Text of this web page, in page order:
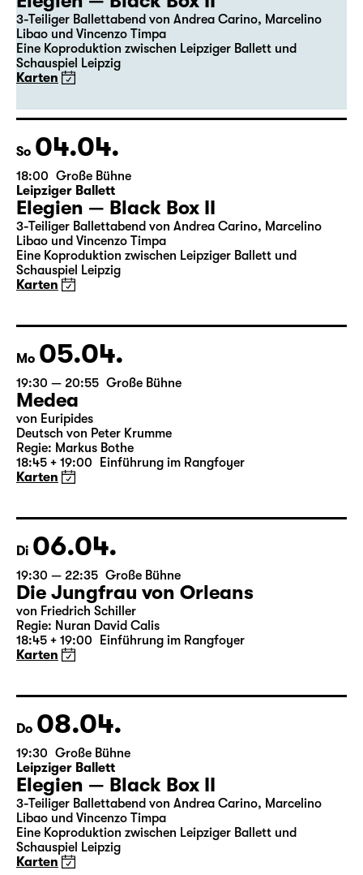
19:30 Große Bühne
Premiere
Leipziger Ballett
Elegien — Black Box II
3-Teiliger Ballettabend von Andrea Carino, Marcelino
Eine Koproduktion zwischen Leipziger Ballett und
Schauspiel Leipzig
Karten
So 04.04.
18:00 Große Bühne
Leipziger Ballett
Elegien — Black Box II
3-Teiliger Ballettabend von Andrea Carino, Marcelino
Schauspiel Leipzig
Karten
Mo 05.04.
19:30 — 20:55 Große Bühne
Medea
von Euripides
18:45 + 19:00 Einführung im Rangfoyer
Karten
Di 06.04.
19:30 — 22:35 Große Bühne
Die Jungfrau von Orleans
18:45 + 19:00 Einführung im Rangfoyer
Karten
Do 08.04.
19:30 Große Bühne
Leipziger Ballett
Elegien — Black Box II
3-Teiliger Ballettabend von Andrea Carino, Marcelino